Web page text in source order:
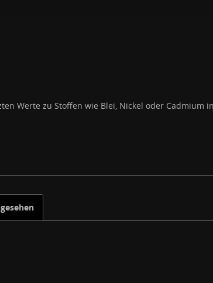
Werte zu Stoffen wie Blei, Nickel oder Cadmium